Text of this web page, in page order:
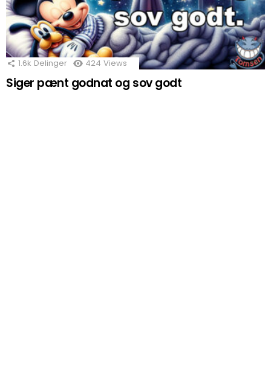
1.6k Delinger 424 Views
Siger pænt godnat og sov godt